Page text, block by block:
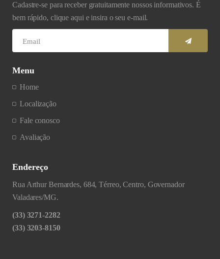
Cadastre-se para receber gratuitamente nossos informativos. É
bem rápido, clique aqui e insira o seu e-mail.
Menu
Home
Localização
Fale conosco
Avaliação
Endereço
Rua Arthur Bernardes, 684, Térreo, Centro, Governador
Valadares/MG.
(33) 3271-2282
(33) 3203-8150